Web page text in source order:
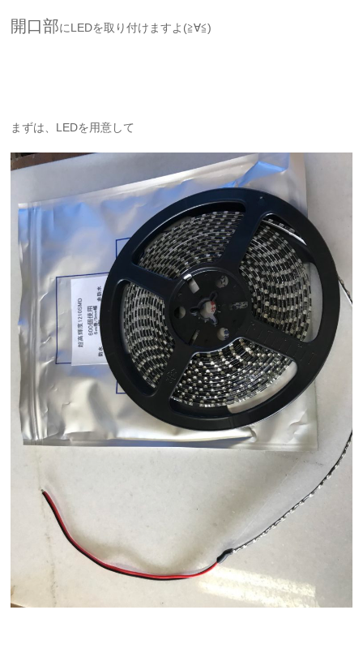
開口部にLEDを取り付けますよ(≧∀≦)
まずは、LEDを用意して